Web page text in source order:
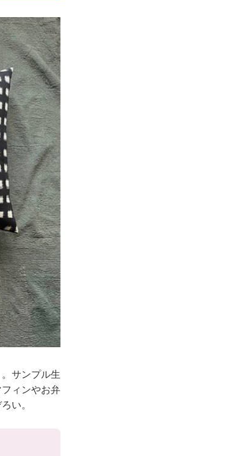
サンプル生
ィンやお弁
い。